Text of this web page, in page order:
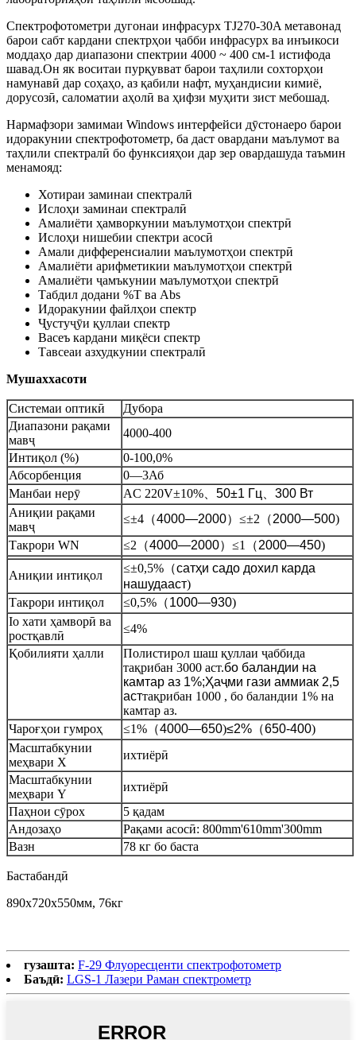
Спектрофотометри дугонаи инфрасурх TJ270-30A метавонад
барои сабт кардани спектрҳои ҷабби инфрасурх ва инъикоси
моддаҳо дар диапазони спектрии 4000 ~ 400 см-1 истифода
шавад.Он як воситаи пурқувват барои таҳлили сохторҳои
намунавӣ дар соҳаҳо, аз қабили нафт, муҳандисии кимиё,
дорусозӣ, саломатии аҳолӣ ва ҳифзи муҳити зист мебошад.
Нармафзори замимаи Windows интерфейси дӯстонаеро барои
идоракунии спектрофотометр, ба даст овардани маълумот ва
таҳлили спектралӣ бо функсияҳои дар зер овардашуда таъмин
менамояд:
Хотираи заминаи спектралӣ
Ислоҳи заминаи спектралӣ
Амалиёти ҳамворкунии маълумотҳои спектрӣ
Ислоҳи нишебии спектри асосӣ
Амали дифференсиалии маълумотҳои спектрӣ
Амалиёти арифметикии маълумотҳои спектрӣ
Амалиёти ҷамъкунии маълумотҳои спектрӣ
Табдил додани %T ва Abs
Идоракунии файлҳои спектр
Ҷустуҷӯи қуллаи спектр
Васеъ кардани миқёси спектр
Тавсеаи азхудкунии спектралӣ
Мушаххасоти
Системаи оптикӣ
Дубора
Диапазони рақами
мавҷ
4000-400
Интиқол (%)
0-100,0%
Абсорбенция
0—3Аб
Манбаи нерӯ
AC 220V±10% 50±1 Гц
300 Вт
Аниқии рақами
мавҷ
≤±4（4000—2000）≤±2（2000—500)
Такрори WN
≤2（4000—2000）≤1（2000—450)
Аниқии интиқол
≤±0,5% （сатҳи садо дохил карда
нашудааст)
Такрори интиқол
≤0,5% （1000—930)
Io хати ҳамворӣ ва
ростқавлӣ
≤4%
Қобилияти ҳалли
Полистирол шаш қуллаи ҷаббида
тақрибан 3000 аст.бо баландии на
камтар аз 1%;Ҳаҷми гази аммиак 2,5
асттақрибан 1000 , бо баландии 1% на
камтар аз.
Чароғҳои гумроҳ
≤1% （4000—650)≤2% （650-400)
Масштабкунии
меҳвари X
ихтиёрӣ
Масштабкунии
меҳвари Y
ихтиёрӣ
Паҳнои сӯрох
5 қадам
Андозаҳо
Рақами асосӣ: 800mm'610mm'300mm
Вазн
78 кг бо баста
Бастабандӣ
890x720x550мм, 76кг
гузашта: F-29 Флуоресценти спектрофотометр
Баъдӣ: LGS-1 Лазери Раман спектрометр